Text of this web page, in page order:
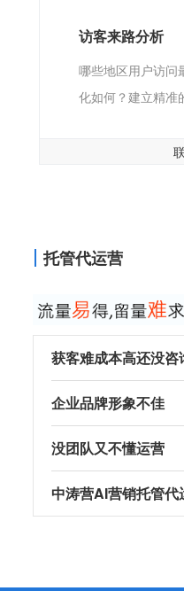
访客来路分析
哪些地区用户访问
化如何？建立精准
托管代运营
获客难成本高还没咨
企业品牌形象不佳
没团队又不懂运营
中涛营AI营销托管代